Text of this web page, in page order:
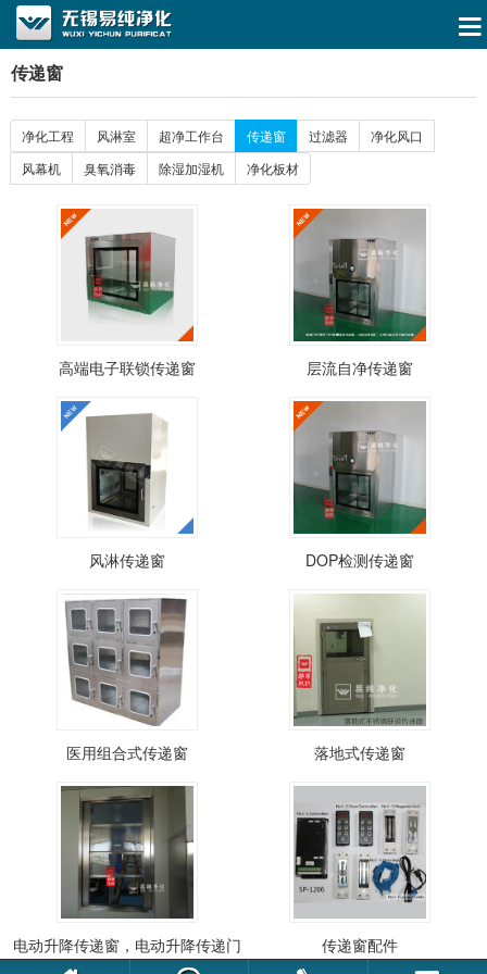
传递窗
净化工程 风淋室 超净工作台 传递窗 过滤器
净化风口
风幕机
臭氧消毒 除湿加湿机 净化板材
高端电子联锁传递窗 层流自净传递窗
风淋传递窗 DOP检测传递窗
医用组合式传递窗 落地式传递窗
电动升降传递窗，电动升降传递门 传递窗配件